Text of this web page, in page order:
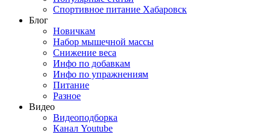
Спортивное питание Хабаровск
Блог
Новичкам
Набор мышечной массы
Снижение веса
Инфо по добавкам
Инфо по упражнениям
Питание
Разное
Видео
Видеоподборка
Канал Youtube